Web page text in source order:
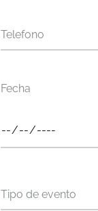
Telefono
Fecha
Tipo de evento